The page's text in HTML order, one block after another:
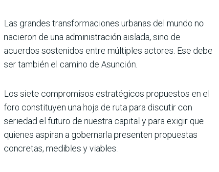
Las grandes transformaciones urbanas del mundo no
nacieron de una administración aislada, sino de
acuerdos sostenidos entre múltiples actores. Ese debe
ser también el camino de Asunción.
Los siete compromisos estratégicos propuestos en el
foro constituyen una hoja de ruta para discutir con
seriedad el futuro de nuestra capital y para exigir que
quienes aspiran a gobernarla presenten propuestas
concretas, medibles y viables.